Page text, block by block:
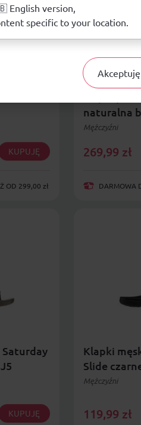
KUPUJĘ
OD 299,00 zł
Bio Bio
naturalna
Mężczyźni
269,99 zł
DARMOWA
Saturday
KUPUJĘ
Klapki
Slide
Mężczyźni
119,99 zł
English version,
specific to your location.